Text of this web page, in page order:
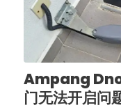
Ampang
门无法开启问